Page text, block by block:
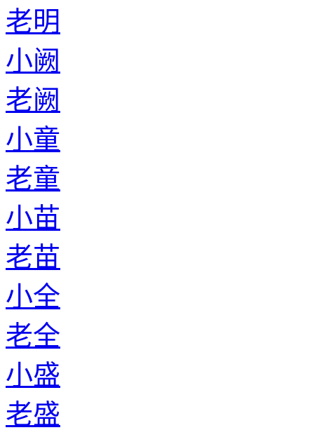
老明
小阙
老阙
小童
老童
小苗
老苗
小全
老全
小盛
老盛